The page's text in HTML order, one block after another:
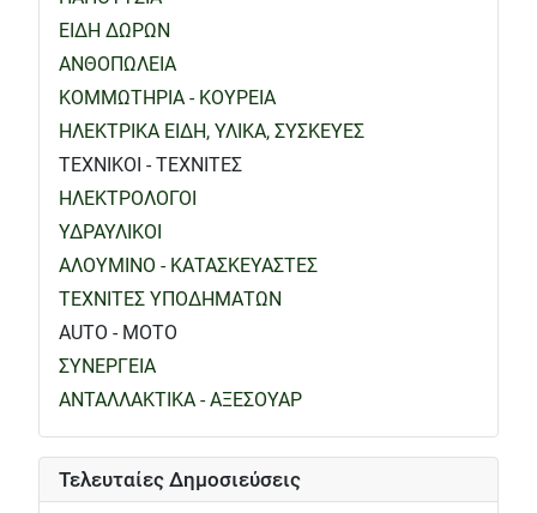
ΕΙΔΗ ΔΩΡΩΝ
ΑΝΘΟΠΩΛΕΙΑ
ΚΟΜΜΩΤΗΡΙΑ - ΚΟΥΡΕΙΑ
ΗΛΕΚΤΡΙΚΑ ΕΙΔΗ, ΥΛΙΚΑ, ΣΥΣΚΕΥΕΣ
ΤΕΧΝΙΚΟΙ - ΤΕΧΝΙΤΕΣ
ΗΛΕΚΤΡΟΛΟΓΟΙ
ΥΔΡΑΥΛΙΚΟΙ
ΑΛΟΥΜΙΝΟ - ΚΑΤΑΣΚΕΥΑΣΤΕΣ
ΤΕΧΝΙΤΕΣ ΥΠΟΔΗΜΑΤΩΝ
AUTO - MOTO
ΣΥΝΕΡΓΕΙΑ
ΑΝΤΑΛΛΑΚΤΙΚΑ - ΑΞΕΣΟΥΑΡ
Τελευταίες Δημοσιεύσεις